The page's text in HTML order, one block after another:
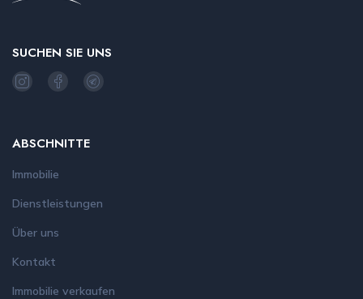
SUCHEN SIE UNS
ABSCHNITTE
Immobilie
Dienstleistungen
Über uns
Kontakt
Immobilie verkaufen